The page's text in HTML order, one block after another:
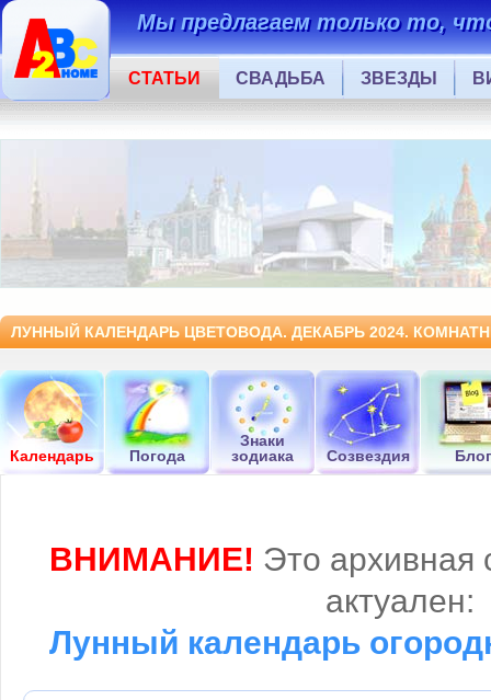
Мы предлагаем только то,
СТАТЬИ СВАДЬБА ЗВЕЗДЫ
ЛУННЫЙ КАЛЕНДАРЬ ЦВЕТОВОДА. ДЕКАБРЬ 2024.
Календарь Погода
Знаки
зодиака
Созвездия Блог
ВНИМАНИЕ! Это архивная
актуален:
Лунный календарь